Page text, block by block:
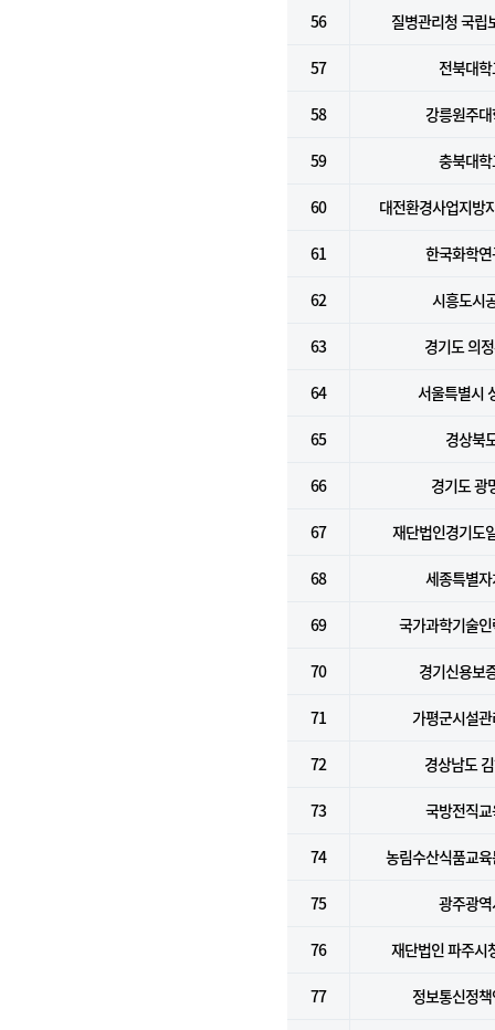
56 질병관리청 국립
57 전북대
58 강릉원주
59 충북대
60 대전환경사업지방
61 한국화학
62 시흥도시
63 경기도 의
64 서울특별시
65 경상북
66 경기도 광
67 재단법인경기도
68 세종특별
69 국가과학기술
70 경기신용보
71 가평군시설
72 경상남도
73 국방전직
74 농림수산식품교
75 광주광
76 재단법인 파주시
77 정보통신정